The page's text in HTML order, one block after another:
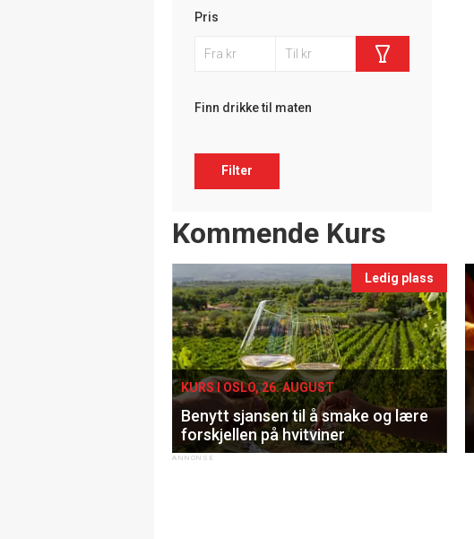
Pris
Finn drikke til maten
Filter
Events
Kommende Kurs
Ledig plass
KURS I OSLO, 26. AUGUST
Benytt sjansen til å smake og lære
forskjellen på hvitviner